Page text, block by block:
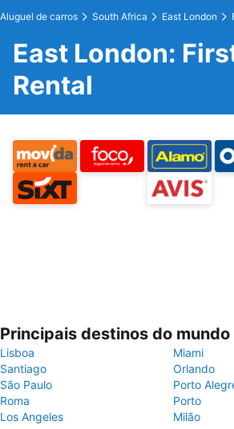
Aluguel de carros South Africa East London
East London:
Rental
Principais destinos do mundo
Lisboa
Miami
Santiago
Orlando
São Paulo
Porto
Roma
Porto
Los Angeles
Milão